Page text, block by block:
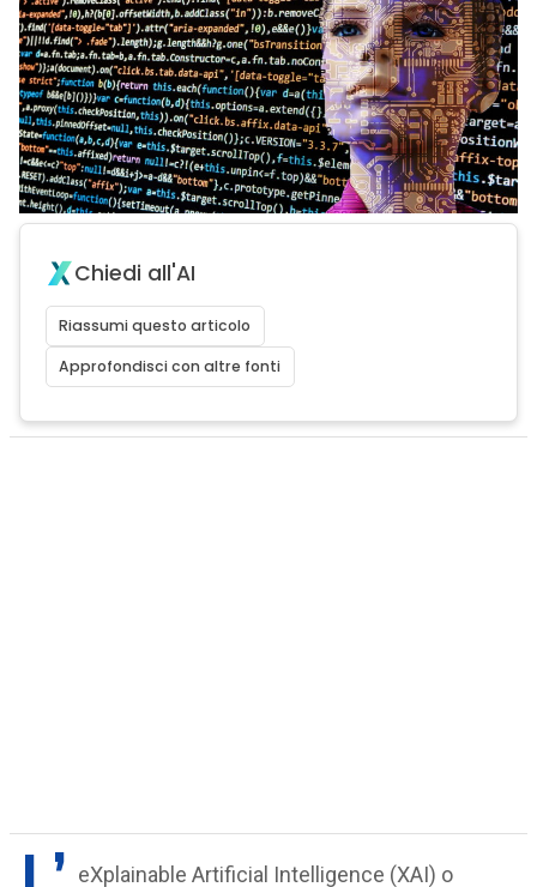
Chiedi all'AI
Riassumi questo articolo
Approfondisci con altre fonti
eXplainable Artificial Intelligence (XAI) o